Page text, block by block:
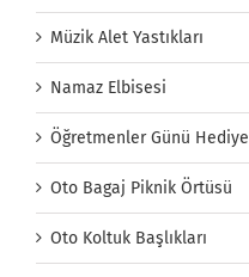
Müzik Alet Yastıkları
Namaz Elbisesi
Öğretmenler Günü Hediye
Oto Bagaj Piknik Örtüsü
Oto Koltuk Başlıkları